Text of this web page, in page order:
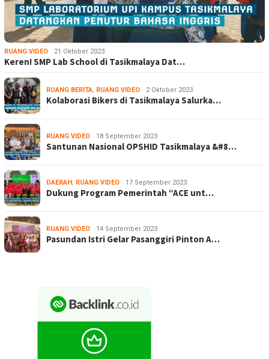
RUANG VIDEO 21 Oktober 2023
Keren! SMP Lab School di Tasikmalaya Dat…
RUANG BERITA RUANG VIDEO 2 Oktober 2023
Kolaborasi Bikers di Tasikmalaya Salurka…
RUANG VIDEO 18 September 2023
Santunan Nasional OPSHID Tasikmalaya &#8…
DAERAH RUANG VIDEO 17 September 2023
Dukung Program Pemerintah “ACE unt…
RUANG VIDEO 14 September 2023
Pasundan Istri Gelar Pasanggiri Pinton A…